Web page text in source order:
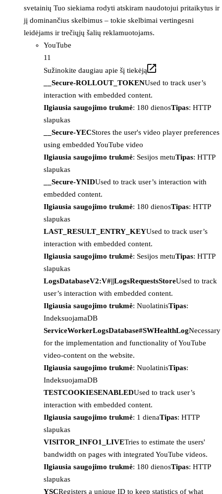
svetainių Tuo siekiama rodyti atskiram naudotojui pritaikytus ir
jį dominančius skelbimus – tokie skelbimai vertingesni
leidėjams ir trečiųjų šalių reklamuotojams.
YouTube
11
Sužinokite daugiau apie šį tiekėją
__Secure-ROLLOUT_TOKENUsed to track user’s
interaction with embedded content.
Ilgiausia saugojimo trukmė: 180 dienosTipas: HTTP
slapukas
__Secure-YECStores the user's video player preferences
using embedded YouTube video
Ilgiausia saugojimo trukmė: Sesijos metuTipas: HTTP
slapukas
__Secure-YNIDUsed to track user’s interaction with
embedded content.
Ilgiausia saugojimo trukmė: 180 dienosTipas: HTTP
slapukas
LAST_RESULT_ENTRY_KEYUsed to track user’s
interaction with embedded content.
Ilgiausia saugojimo trukmė: Sesijos metuTipas: HTTP
slapukas
LogsDatabaseV2:V#||LogsRequestsStoreUsed to track
user’s interaction with embedded content.
Ilgiausia saugojimo trukmė: NuolatinisTipas:
IndeksuojamaDB
ServiceWorkerLogsDatabase#SWHealthLogNecessary
for the implementation and functionality of YouTube
video-content on the website.
Ilgiausia saugojimo trukmė: NuolatinisTipas:
IndeksuojamaDB
TESTCOOKIESENABLEDUsed to track user’s
interaction with embedded content.
Ilgiausia saugojimo trukmė: 1 dienaTipas: HTTP
slapukas
VISITOR_INFO1_LIVETries to estimate the users'
bandwidth on pages with integrated YouTube videos.
Ilgiausia saugojimo trukmė: 180 dienosTipas: HTTP
slapukas
YSCRegisters a unique ID to keep statistics of what